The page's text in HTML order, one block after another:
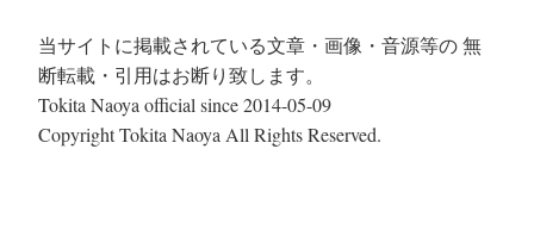
当サイトに掲載されている文章・画像・音源等の 無
断転載・引用はお断り致します。
Tokita Naoya official since 2014-05-09
Copyright Tokita Naoya All Rights Reserved.